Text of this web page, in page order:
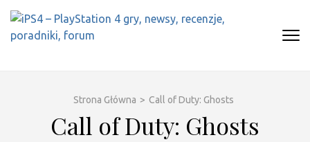
Skip
content
FORUMStrona Główna > Call of Duty: Ghosts
Call of Duty: Ghosts